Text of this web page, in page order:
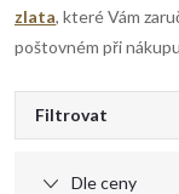
zlata, které Vám
poštovném při
Filtrovat
Dle ceny
V